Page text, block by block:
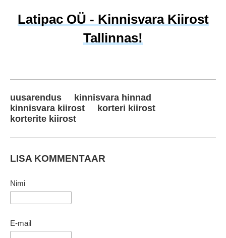
Latipac OÜ - Kinnisvara Kiirost
Tallinnas!
uusarendus
kinnisvara hinnad
kinnisvara kiirost
korteri kiirost
korterite kiirost
LISA KOMMENTAAR
Nimi
E-mail